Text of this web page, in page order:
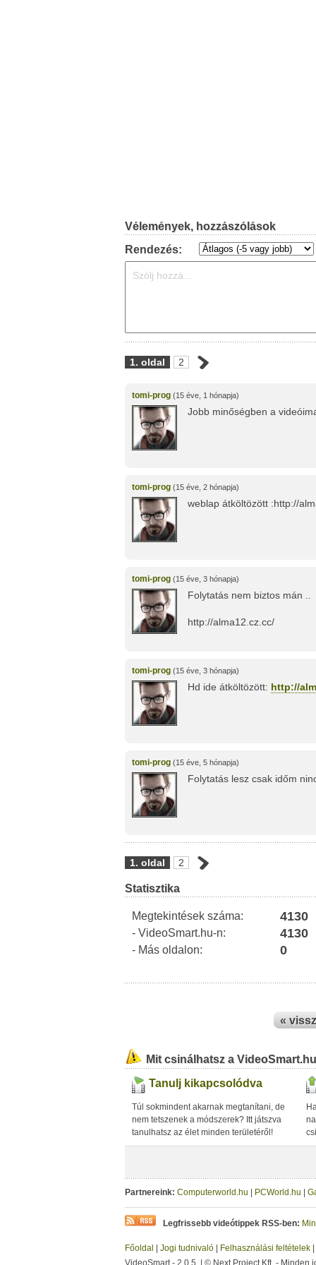
Vélemények, hozzászólások
Rendezés:
1. oldal 2
tomi-prog (15 éve, 1 hónapja)
Jobb minőségben a
tomi-prog (15 éve, 2 hónapja)
weblap átköltözött :http://
tomi-prog (15 éve, 3 hónapja)
Folytatás nem biztos mán ..
http://alma12.cz.cc/
tomi-prog (15 éve, 3 hónapja)
Hd ide átköltözött: http://
tomi-prog (15 éve, 5 hónapja)
Folytatás lesz csak időm
1. oldal 2
Statisztika
Megtekintések száma: 4130
- VideoSmart.hu-n: 4130
- Más oldalon: 0
«
Mit csinálhatsz a
Tanulj kikapcsolódva
Túl sokmindent akarnak megtanítani, de
nem tetszenek a módszerek? Itt játszva
tanulhatsz az élet minden területéről!
Partnereink: Computerworld.hu PCWorld.hu
Legfrissebb videótippek RSS-ben:
Főoldal Jogi tudnivaló Felhasználási feltételek
VideoSmart - 2.0.5. | © Next Project Kft. - Minden